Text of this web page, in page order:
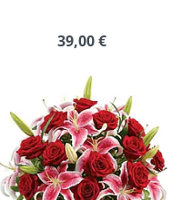
39,00€